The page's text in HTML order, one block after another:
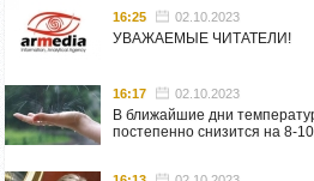
16:25 02.10.2023
УВАЖАЕМЫЕ ЧИТАТЕЛИ!
16:17 02.10.2023
В ближайшие дни
постепенно снизится на 8-